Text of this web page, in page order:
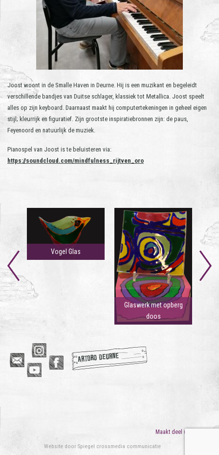
Joost woont in de Smalle Haven in Deurne. Hij is een muzikant en begeleidt
verschillende bandjes van Duitse schlager, klassiek tot Metallica. Joost speelt
alles op zijn keyboard. Daarnaast maakt hij computertekeningen in geheel eigen
stijl; kleurrijk en figuratief. Zijn grootste inspiratiebronnen zijn: de paus,
Feyenoord en natuurlijk de muziek.
Pianospel van Joost is te beluisteren via:
https://soundcloud.com/mindfulness_rijtven_oro
Vogel Glas
Glaswerk met opberg
doos
ARTORO DEURNE
Maakt deel uit van
Website door Spiegel crossmedia communicatie